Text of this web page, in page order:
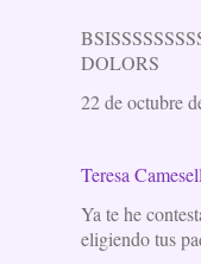
DOLORS
22 de octubre
Teresa
Ya te he
eligiendo tus